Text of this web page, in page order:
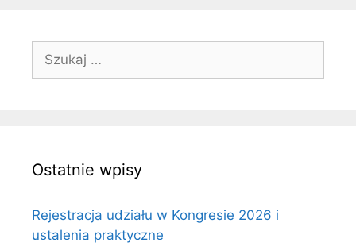
Szukaj:
Ostatnie wpisy
Rejestracja udziału w Kongresie 2026 i
ustalenia praktyczne